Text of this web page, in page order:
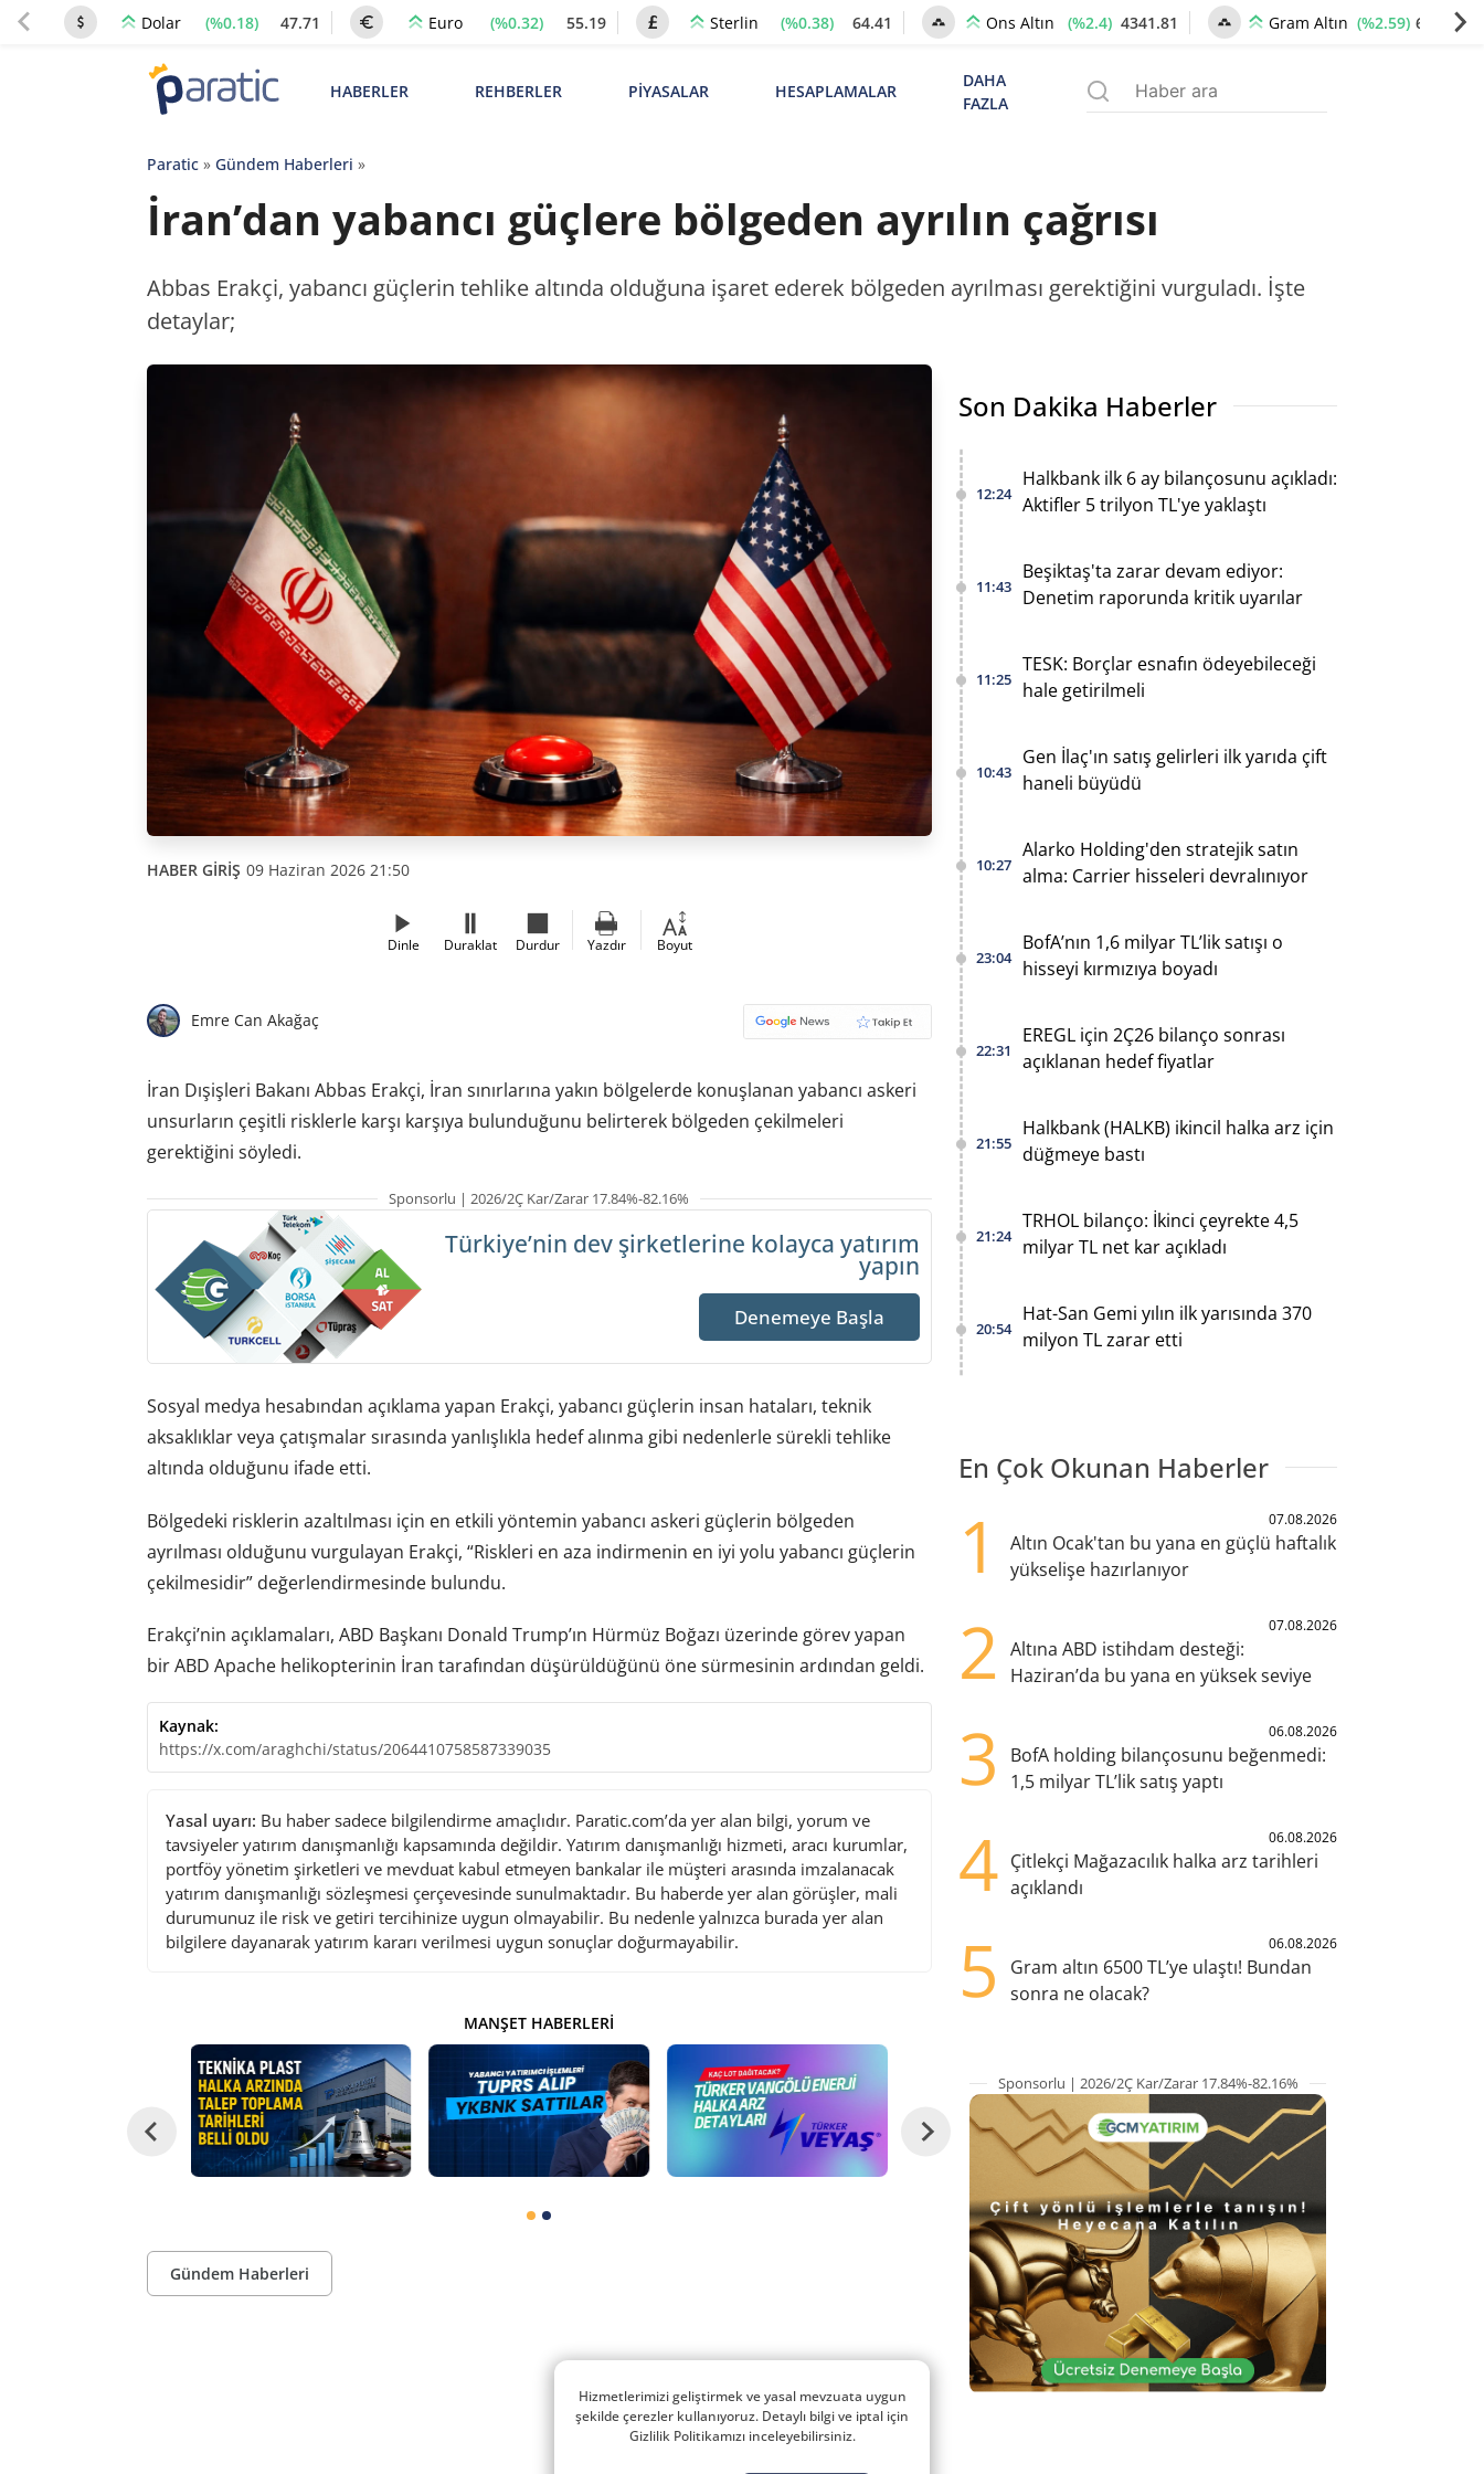
Dolar (%0.18) 47.71 Euro (%0.32) 55.19 Sterlin (%0.38) 64.41 Ons Altın (%2.4) 4341.81 Gram Altın (%2.59) 6660.55
HABERLER REHBERLER PİYASALAR HESAPLAMALAR
DAHA
FAZLA
Paratic» Gündem Haberleri »
İran’dan yabancı güçlere bölgeden ayrılın çağrısı
Abbas Erakçi, yabancı güçlerin tehlike altında olduğuna işaret ederek bölgeden ayrılması gerektiğini vurguladı. İşte
detaylar;
HABER GİRİŞ 09 Haziran 2026 21:50
Dinle Duraklat Durdur Yazdır Boyut
Emre Can Akağaç
İran Dışişleri Bakanı Abbas Erakçi, İran sınırlarına yakın bölgelerde konuşlanan yabancı askeri
unsurların çeşitli risklerle karşı karşıya bulunduğunu belirterek bölgeden çekilmeleri
gerektiğini söyledi.
Sponsorlu | 2026/2Ç Kar/Zarar 17.84%-82.16%
Türkiye’nin dev şirketlerine kolayca yatırım
yapın
Denemeye Başla
Sosyal medya hesabından açıklama yapan Erakçi, yabancı güçlerin insan hataları, teknik
aksaklıklar veya çatışmalar sırasında yanlışlıkla hedef alınma gibi nedenlerle sürekli tehlike
altında olduğunu ifade etti.
Bölgedeki risklerin azaltılması için en etkili yöntemin yabancı askeri güçlerin bölgeden
ayrılması olduğunu vurgulayan Erakçi, “Riskleri en aza indirmenin en iyi yolu yabancı güçlerin
çekilmesidir” değerlendirmesinde bulundu.
Erakçi’nin açıklamaları, ABD Başkanı Donald Trump’ın Hürmüz Boğazı üzerinde görev yapan
bir ABD Apache helikopterinin İran tarafından düşürüldüğünü öne sürmesinin ardından geldi.
Kaynak:
https://x.com/araghchi/status/2064410758587339035
Yasal uyarı: Bu haber sadece bilgilendirme amaçlıdır. Paratic.com’da yer alan bilgi, yorum ve
tavsiyeler yatırım danışmanlığı kapsamında değildir. Yatırım danışmanlığı hizmeti, aracı kurumlar,
portföy yönetim şirketleri ve mevduat kabul etmeyen bankalar ile müşteri arasında imzalanacak
yatırım danışmanlığı sözleşmesi çerçevesinde sunulmaktadır. Bu haberde yer alan görüşler, mali
durumunuz ile risk ve getiri tercihinize uygun olmayabilir. Bu nedenle yalnızca burada yer alan
bilgilere dayanarak yatırım kararı verilmesi uygun sonuçlar doğurmayabilir.
MANŞET HABERLERI
Gündem Haberleri
Son Dakika Haberler
12:24
Halkbank ilk 6 ay bilançosunu açıkladı:
Aktifler 5 trilyon TL'ye yaklaştı
11:43
Beşiktaş'ta zarar devam ediyor:
Denetim raporunda kritik uyarılar
11:25
TESK: Borçlar esnafın ödeyebileceği
hale getirilmeli
10:43
Gen İlaç'ın satış gelirleri ilk yarıda çift
haneli büyüdü
10:27
Alarko Holding'den stratejik satın
alma: Carrier hisseleri devralınıyor
23:04
BofA’nın 1,6 milyar TL’lik satışı o
hisseyi kırmızıya boyadı
22:31
EREGL için 2Ç26 bilanço sonrası
açıklanan hedef fiyatlar
21:55
Halkbank (HALKB) ikincil halka arz için
düğmeye bastı
21:24
TRHOL bilanço: İkinci çeyrekte 4,5
milyar TL net kar açıkladı
20:54
Hat-San Gemi yılın ilk yarısında 370
milyon TL zarar etti
En Çok Okunan Haberler
1 07.08.2026
Altın Ocak'tan bu yana en güçlü haftalık
yükselişe hazırlanıyor
2 07.08.2026
Altına ABD istihdam desteği:
Haziran’da bu yana en yüksek seviye
3 06.08.2026
BofA holding bilançosunu beğenmedi:
1,5 milyar TL’lik satış yaptı
4 06.08.2026
Çitlekçi Mağazacılık halka arz tarihleri
açıklandı
5 06.08.2026
Gram altın 6500 TL’ye ulaştı! Bundan
sonra ne olacak?
Sponsorlu | 2026/2Ç Kar/Zarar 17.84%-82.16%
Hizmetlerimizi geliştirmek ve yasal mevzuata uygun
şekilde çerezler kullanıyoruz. Detaylı bilgi ve iptal için
Gizlilik Politikamızı inceleyebilirsiniz.